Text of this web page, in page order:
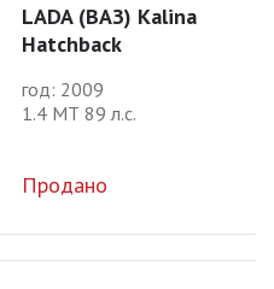
LADA (ВАЗ) Kalina
Hatchback
год: 2009
1.4 МТ 89 л.с.
Продано